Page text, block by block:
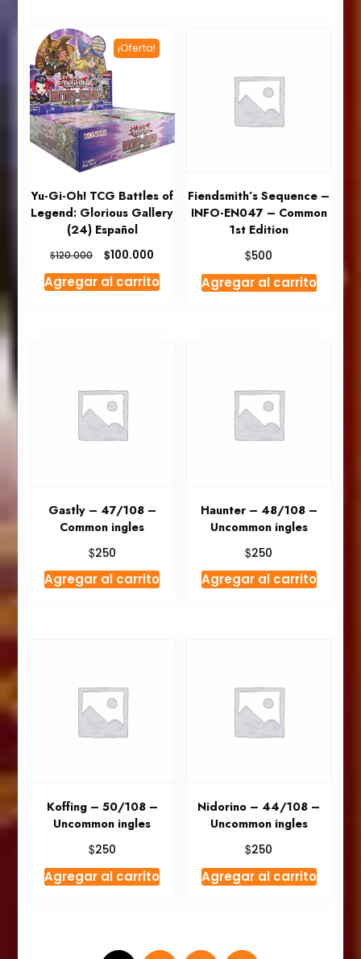
¡Oferta!
Yu-Gi-Oh! TCG Battles of
Legend: Glorious Gallery
(24) Español
$120.000
El
original
$100.000
actual
Agregar al carrito
Fiendsmith’s Sequence –
INFO-EN047 – Common
1st Edition
$500
Agregar al carrito
Gastly – 47/108 –
Common ingles
$250
Agregar al carrito
Haunter – 48/108 –
Uncommon ingles
$250
Agregar al carrito
Koffing – 50/108 –
Uncommon ingles
$250
Agregar al carrito
Nidorino – 44/108 –
Uncommon ingles
$250
Agregar al carrito